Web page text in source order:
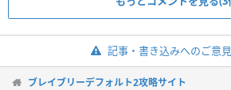
記事・書き込みへのご意
ブレイブリーデフォルト2攻略サイト